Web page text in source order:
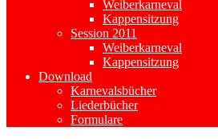
Weiberkarneval
Kappensitzung
Session 2011
Weiberkarneval
Kappensitzung
Download
Karnevalsbücher
Liederbücher
Formulare